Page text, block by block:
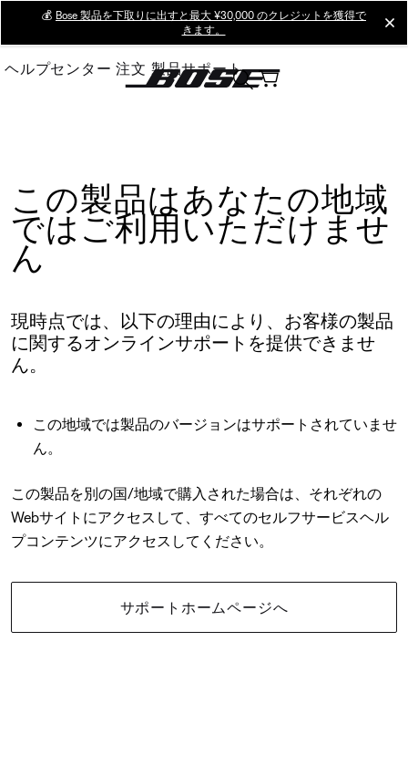
Main
💰 Bose 製品を下取りに出すと最大 ¥30,000 のクレジットを獲得で
きます。
ヘルプセンター 注文 製品サポート
この製品はあなたの地域
ではご利用いただけませ
ん
現時点では、以下の理由により、お客様の製品
に関するオンラインサポートを提供できませ
ん。
この地域では製品のバージョンはサポートされていませ
ん。
この製品を別の国/地域で購入された場合は、それぞれの
Webサイトにアクセスして、すべてのセルフサービスヘル
プコンテンツにアクセスしてください。
サポートホームページへ